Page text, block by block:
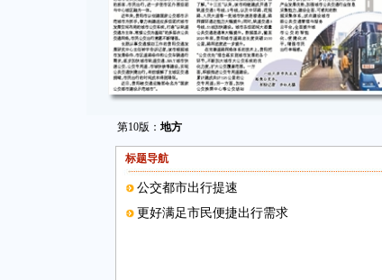
第10版： 地方
标题导航
公交都市出行提速
更好满足市民便捷出行需求